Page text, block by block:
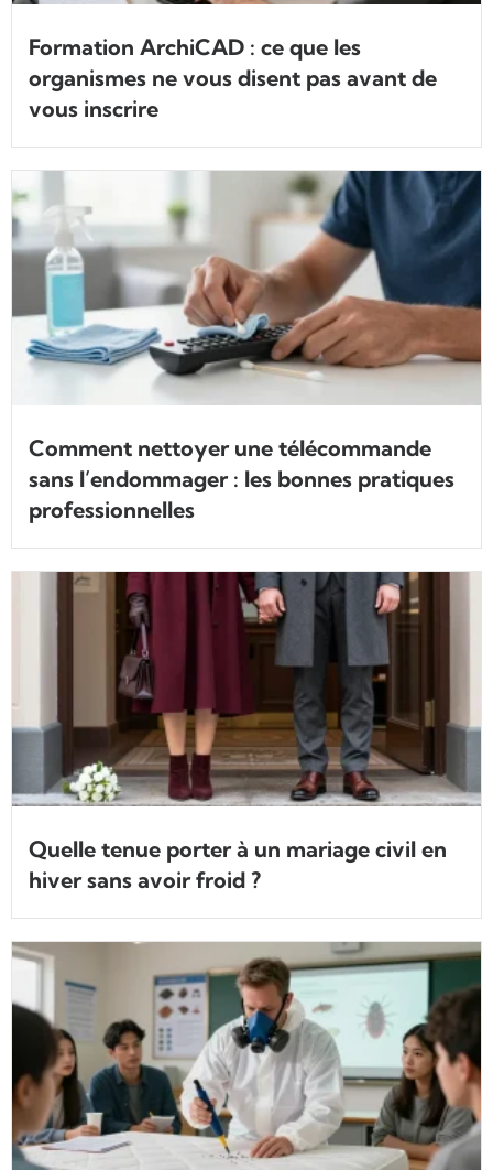
Formation ArchiCAD : ce que les
organismes ne vous disent pas avant de
vous inscrire
Comment nettoyer une télécommande
sans l’endommager : les bonnes pratiques
professionnelles
Quelle tenue porter à un mariage civil en
hiver sans avoir froid ?